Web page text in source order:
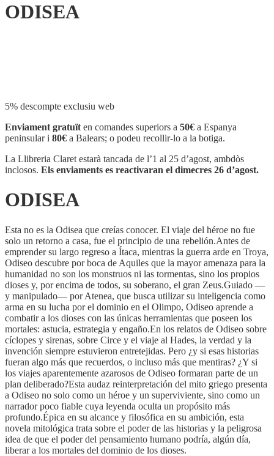
ODISEA
5% descompte exclusiu web
Enviament gratuït en comandes superiors a 50€ a Espanya
peninsular i 80€ a Balears; o podeu recollir-lo a la botiga.
La Llibreria Claret estarà tancada de l’1 al 25 d’agost, ambdòs
inclosos. Els enviaments es reactivaran el dimecres 26 d’agost.
ODISEA
Esta no es la Odisea que creías conocer. El viaje del héroe no fue
solo un retorno a casa, fue el principio de una rebelión.Antes de
emprender su largo regreso a Ítaca, mientras la guerra arde en Troya,
Odiseo descubre por boca de Aquiles que la mayor amenaza para la
humanidad no son los monstruos ni las tormentas, sino los propios
dioses y, por encima de todos, su soberano, el gran Zeus.Guiado —
y manipulado— por Atenea, que busca utilizar su inteligencia como
arma en su lucha por el dominio en el Olimpo, Odiseo aprende a
combatir a los dioses con las únicas herramientas que poseen los
mortales: astucia, estrategia y engaño.En los relatos de Odiseo sobre
cíclopes y sirenas, sobre Circe y el viaje al Hades, la verdad y la
invención siempre estuvieron entretejidas. Pero ¿y si esas historias
fueran algo más que recuerdos, o incluso más que mentiras? ¿Y si
los viajes aparentemente azarosos de Odiseo formaran parte de un
plan deliberado?Esta audaz reinterpretación del mito griego presenta
a Odiseo no solo como un héroe y un superviviente, sino como un
narrador poco fiable cuya leyenda oculta un propósito más
profundo.Épica en su alcance y filosófica en su ambición, esta
novela mitológica trata sobre el poder de las historias y la peligrosa
idea de que el poder del pensamiento humano podría, algún día,
liberar a los mortales del dominio de los dioses.